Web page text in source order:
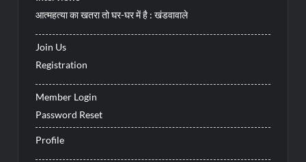
आत्महत्या का खतरा तो घर-घर में है : खंडवावाले
Join Us
Registration
Member Login
Password Reset
Profile